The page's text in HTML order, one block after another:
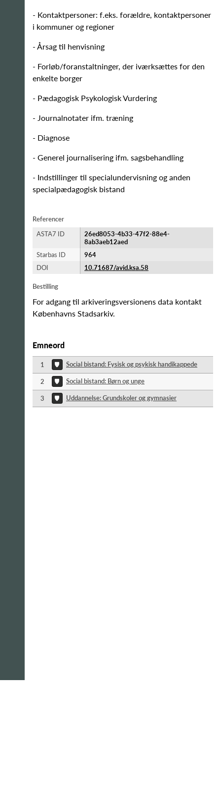
- Kontaktpersoner: f.eks. forældre, kontaktpersoner
i kommuner og regioner
- Årsag til henvisning
- Forløb/foranstaltninger, der iværksættes for den
enkelte borger
- Pædagogisk Psykologisk Vurdering
- Journalnotater ifm. træning
- Diagnose
- Generel journalisering ifm. sagsbehandling
- Indstillinger til specialundervisning og anden
specialpædagogisk bistand
Referencer
ASTA7 ID
26ed8053-4b33-47f2-88e4-
8ab3aeb12aed
Starbas ID
964
DOI
10.71687/avid.ksa.58
Bestilling
For adgang til arkiveringsversionens data kontakt
Københavns Stadsarkiv.
Emneord
1 Social bistand: Fysisk og psykisk handikappede
2 Social bistand: Børn og unge
3 Uddannelse: Grundskoler og gymnasier